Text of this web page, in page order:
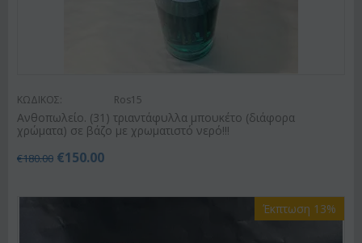
ΚΩΔΙΚΟΣ: Ros15
Ανθοπωλείο. (31) τριαντάφυλλα μπουκέτο (διάφορα
χρώματα) σε βάζο με χρωματιστό νερό!!!
€180.00 €150.00
Έκπτωση 13%